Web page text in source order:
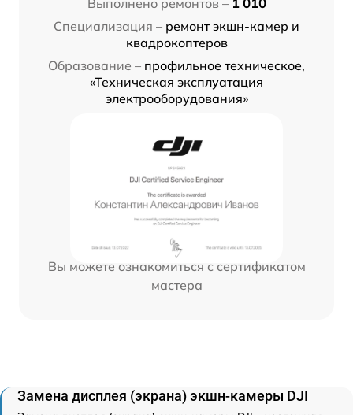
Выполнено ремонтов – 1 010
Специализация – ремонт экшн-камер и
квадрокоптеров
Образование – профильное техническое,
«Техническая эксплуатация
электрооборудования»
Вы можете ознакомиться с сертификатом
мастера
Замена дисплея (экрана) экшн-камеры DJI